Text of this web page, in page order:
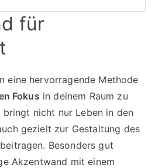
für
eine hervorragende Methode
Fokus in deinem Raum zu
bringt nicht nur Leben in den
gezielt zur Gestaltung des
Besonders gut
Akzentwand mit einem